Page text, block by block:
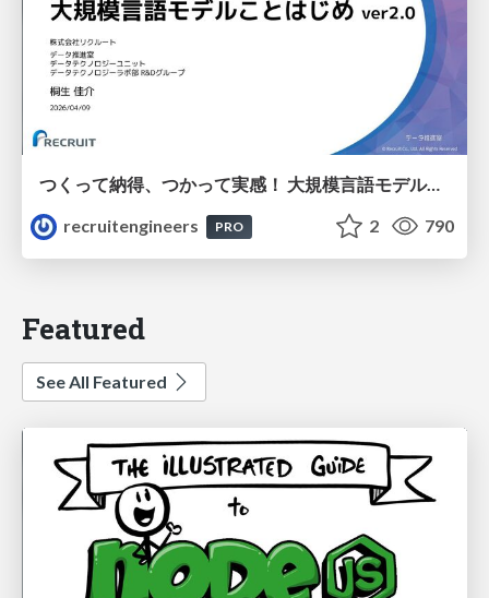
つくって納得、つかって実感！ 大規模言語モデルことはじめ ver2.0
recruitengineers
PRO 2 790
Featured
See All Featured